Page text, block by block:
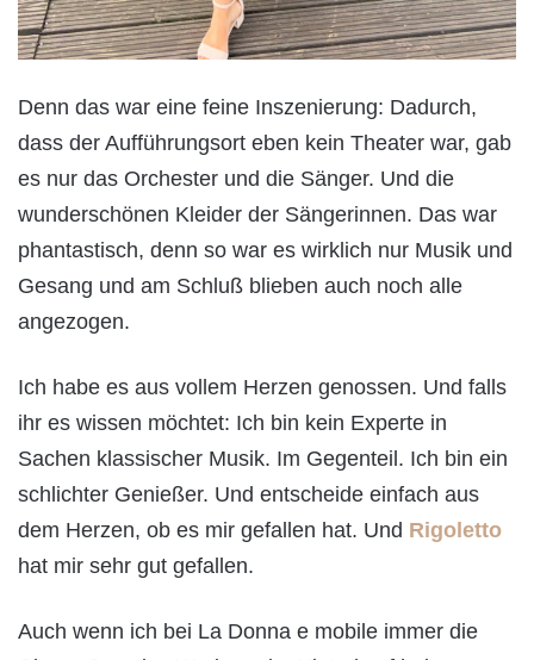
Denn das war eine feine Inszenierung: Dadurch,
dass der Aufführungsort eben kein Theater war, gab
es nur das Orchester und die Sänger. Und die
wunderschönen Kleider der Sängerinnen. Das war
phantastisch, denn so war es wirklich nur Musik und
Gesang und am Schluß blieben auch noch alle
angezogen.
Ich habe es aus vollem Herzen genossen. Und falls
ihr es wissen möchtet: Ich bin kein Experte in
Sachen klassischer Musik. Im Gegenteil. Ich bin ein
schlichter Genießer. Und entscheide einfach aus
dem Herzen, ob es mir gefallen hat. Und Rigoletto
hat mir sehr gut gefallen.
Auch wenn ich bei La Donna e mobile immer die